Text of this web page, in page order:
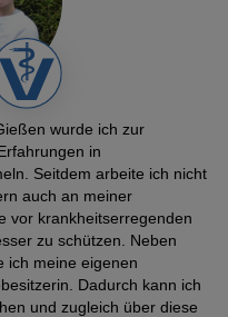
wurde ich zur
in
Seitdem arbeite ich nicht
auch an meiner
vor krankheitserregenden
zu schützen. Neben
ich meine eigenen
Dadurch kann ich
und zugleich über diese